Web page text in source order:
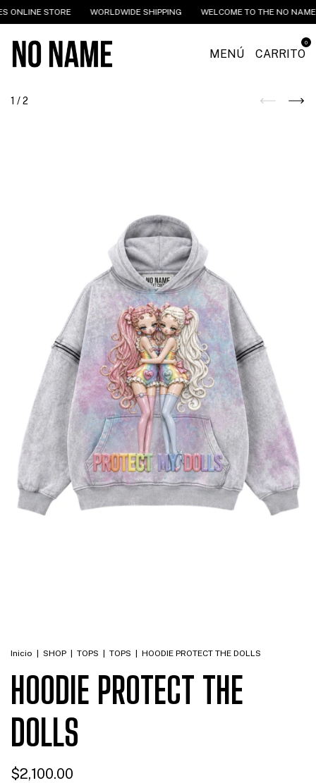
STORE WORLDWIDE SHIPPING WELCOME TO THE NO NAME
MENÚ CARRITO
0
1 /2
Inicio | SHOP | TOPS | TOPS | HOODIE PROTECT THE DOLLS
HOODIE PROTECT THE
DOLLS
$2,100.00